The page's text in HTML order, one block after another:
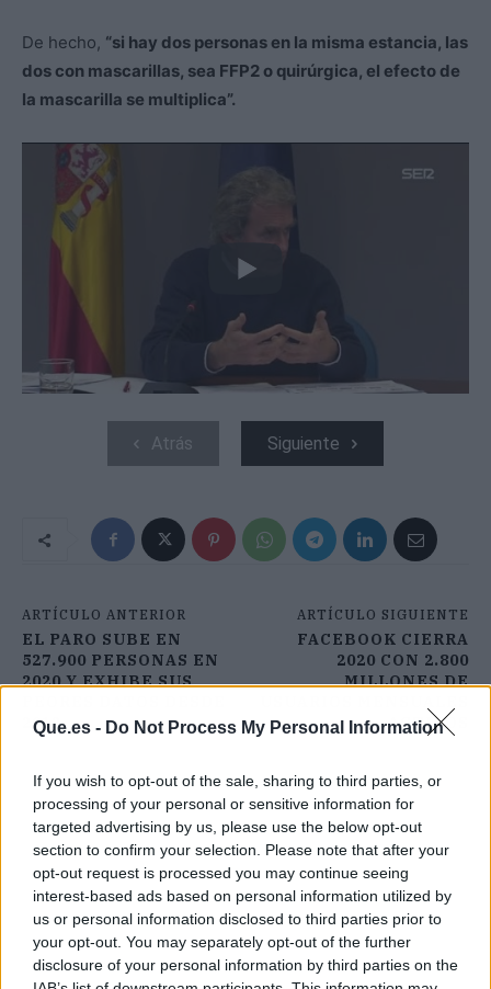
Que.es - Do Not Process My Personal Information
If you wish to opt-out of the sale, sharing to third parties, or
processing of your personal or sensitive information for
targeted advertising by us, please use the below opt-out
section to confirm your selection. Please note that after your
opt-out request is processed you may continue seeing
interest-based ads based on personal information utilized by
us or personal information disclosed to third parties prior to
your opt-out. You may separately opt-out of the further
disclosure of your personal information by third parties on the
De hecho, “si hay dos personas en la misma estancia, las
dos con mascarillas, sea FFP2 o quirúrgica, el efecto de
la mascarilla se multiplica”.
Atrás Siguiente
ARTÍCULO ANTERIOR
EL PARO SUBE EN
527.900 PERSONAS EN
2020 Y EXHIBE SUS
2012
ARTÍCULO SIGUIENTE
FACEBOOK CIERRA
2020 CON 2.800
MILLONES DE
ACTIVOS